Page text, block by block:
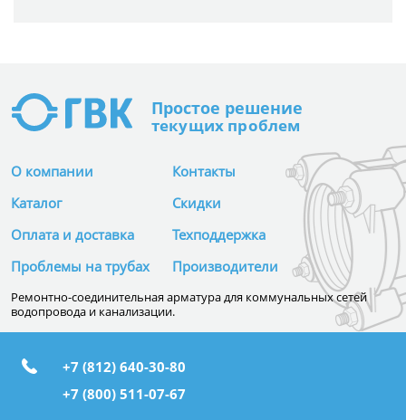
Простое решение
текущих проблем
О компании
Каталог
Оплата и доставка
Скидки
Техподдержка
Производители
Проблемы на трубах
Контакты
Ремонтно-соединительная арматура для коммунальных сетей
водопровода и канализации.
+7 (812) 640-30-80
+7 (800) 511-07-67